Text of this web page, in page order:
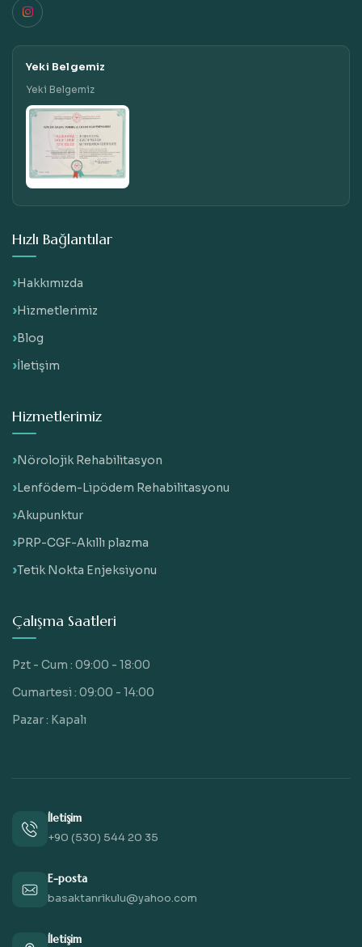
Yeki Belgemiz
Yeki Belgemiz
Hızlı Bağlantılar
Hakkımızda
Hizmetlerimiz
Blog
İletişim
Hizmetlerimiz
Nörolojik Rehabilitasyon
Lenfödem-Lipödem Rehabilitasyonu
Akupunktur
PRP-CGF-Akıllı plazma
Tetik Nokta Enjeksiyonu
Çalışma Saatleri
Pzt - Cum : 09:00 - 18:00
Cumartesi : 09:00 - 14:00
Pazar : Kapalı
İletişim
+90 (530) 544 20 35
E-posta
basaktanrikulu@yahoo.com
İletişim